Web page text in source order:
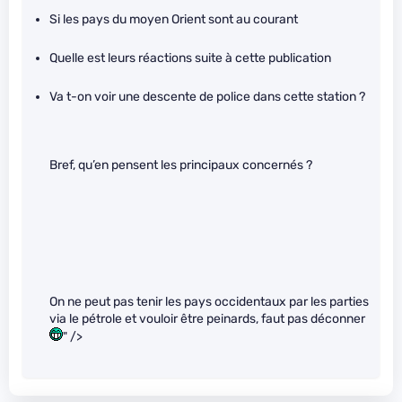
Si les pays du moyen Orient sont au courant
Quelle est leurs réactions suite à cette publication
Va t-on voir une descente de police dans cette station ?
Bref, qu’en pensent les principaux concernés ?
On ne peut pas tenir les pays occidentaux par les parties
via le pétrole et vouloir être peinards, faut pas déconner
" />